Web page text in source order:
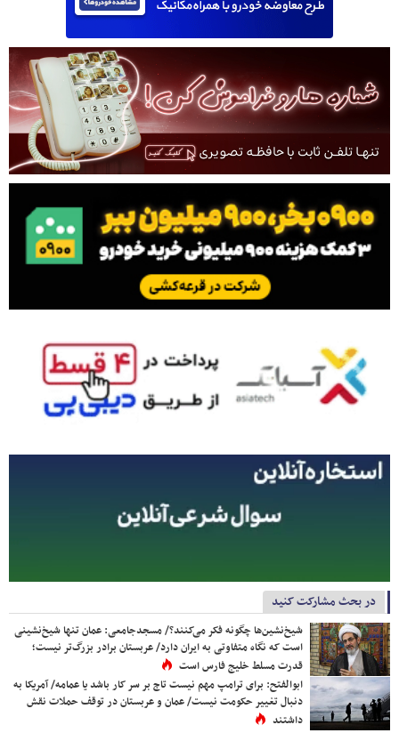
در بحث مشارکت کنید
شیخ‌نشین‌ها چگونه فکر می‌کنند؟/ مسجدجامعی: عمان تنها شیخ‌نشینی
است که نگاه متفاوتی به ایران دارد/ عربستان برادر بزرگ‌تر نیست؛
قدرت مسلط خلیج فارس است
ابوالفتح: برای ترامپ مهم نیست تاج بر سر کار باشد یا عمامه/ آمریکا به
دنبال تغییر حکومت نیست/ عمان و عربستان در توقف حملات نقش
داشتند